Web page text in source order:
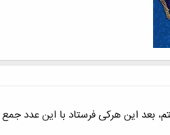
بعد این هرکی فرستاد با این عدد جمع